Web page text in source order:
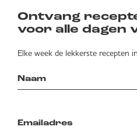
Ontvang
voor alle dagen
Elke week de lekkerste recepten